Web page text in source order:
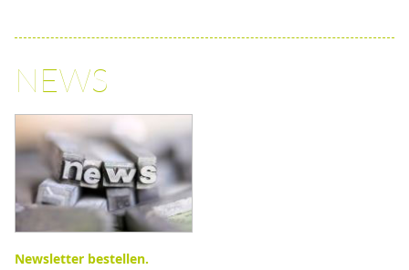
NEWS
Newsletter bestellen.